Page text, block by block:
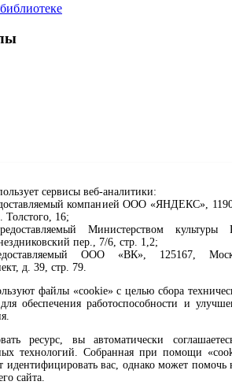
услуг
директору
сервисы веб-аналитики:
компанией ООО «ЯНДЕКС»,
16;
Министерством культуры
пер., 7/6, стр. 1,2;
ООО «ВК», 125167,
д. 39, стр. 79.
файлы «cookie» с целью сбора
обеспечения работоспособности и
ресурс, вы автоматически
технологий. Собранная при помощи
вас, однако может помочь
сайта.